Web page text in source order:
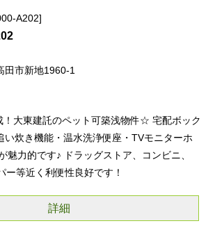
A202
田市新地1960-1
！大東建託のペット可築浅物件☆ 宅配ボック
い炊き機能・温水洗浄便座・TVモニターホ
魅力的です♪ ドラッグストア、コンビニ、
ー等近く利便性良好です！
詳細